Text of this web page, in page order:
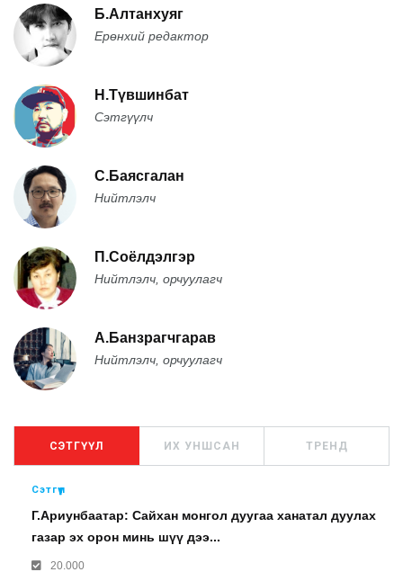
Б.Алтанхуяг
Ерөнхий редактор
Н.Түвшинбат
Сэтгүүлч
С.Баясгалан
Нийтлэлч
П.Соёлдэлгэр
Нийтлэлч, орчуулагч
А.Банзрагчгарав
Нийтлэлч, орчуулагч
СЭТГҮҮЛ ИХ УНШСАН ТРЕНД
Сэтгүүл
Г.Ариунбаатар: Сайхан монгол дуугаа ханатал дуулах
газар эх орон минь шүү дээ...
20.000